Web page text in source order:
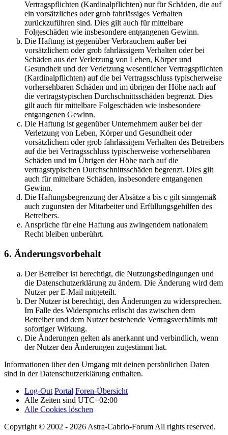
Vertragspflichten (Kardinalpflichten) nur für Schäden, die auf
ein vorsätzliches oder grob fahrlässiges Verhalten
zurückzuführen sind. Dies gilt auch für mittelbare
Folgeschäden wie insbesondere entgangenen Gewinn.
Die Haftung ist gegenüber Verbrauchern außer bei
vorsätzlichem oder grob fahrlässigem Verhalten oder bei
Schäden aus der Verletzung von Leben, Körper und
Gesundheit und der Verletzung wesentlicher Vertragspflichten
(Kardinalpflichten) auf die bei Vertragsschluss typischerweise
vorhersehbaren Schäden und im übrigen der Höhe nach auf
die vertragstypischen Durchschnittsschäden begrenzt. Dies
gilt auch für mittelbare Folgeschäden wie insbesondere
entgangenen Gewinn.
Die Haftung ist gegenüber Unternehmern außer bei der
Verletzung von Leben, Körper und Gesundheit oder
vorsätzlichem oder grob fahrlässigem Verhalten des Betreibers
auf die bei Vertragsschluss typischerweise vorhersehbaren
Schäden und im Übrigen der Höhe nach auf die
vertragstypischen Durchschnittsschäden begrenzt. Dies gilt
auch für mittelbare Schäden, insbesondere entgangenen
Gewinn.
Die Haftungsbegrenzung der Absätze a bis c gilt sinngemäß
auch zugunsten der Mitarbeiter und Erfüllungsgehilfen des
Betreibers.
Ansprüche für eine Haftung aus zwingendem nationalem
Recht bleiben unberührt.
6. Änderungsvorbehalt
Der Betreiber ist berechtigt, die Nutzungsbedingungen und
die Datenschutzerklärung zu ändern. Die Änderung wird dem
Nutzer per E-Mail mitgeteilt.
Der Nutzer ist berechtigt, den Änderungen zu widersprechen.
Im Falle des Widerspruchs erlischt das zwischen dem
Betreiber und dem Nutzer bestehende Vertragsverhältnis mit
sofortiger Wirkung.
Die Änderungen gelten als anerkannt und verbindlich, wenn
der Nutzer den Änderungen zugestimmt hat.
Informationen über den Umgang mit deinen persönlichen Daten
sind in der Datenschutzerklärung enthalten.
Log-Out Portal Foren-Übersicht
Alle Zeiten sind UTC+02:00
Alle Cookies löschen
Copyright © 2002 - 2026 Astra-Cabrio-Forum All rights reserved.